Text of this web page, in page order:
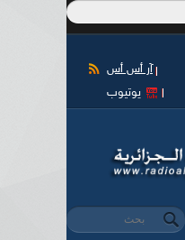
آر أس أس
يوتيوب
استمارة البحث
‏بحث ‏